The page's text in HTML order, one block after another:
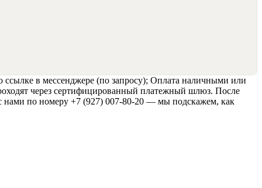
в мессенджере (по запросу); Оплата наличными или
через сертифицированный платежный шлюз. После
нами по номеру +7 (927) 007-80-20 — мы подскажем, как